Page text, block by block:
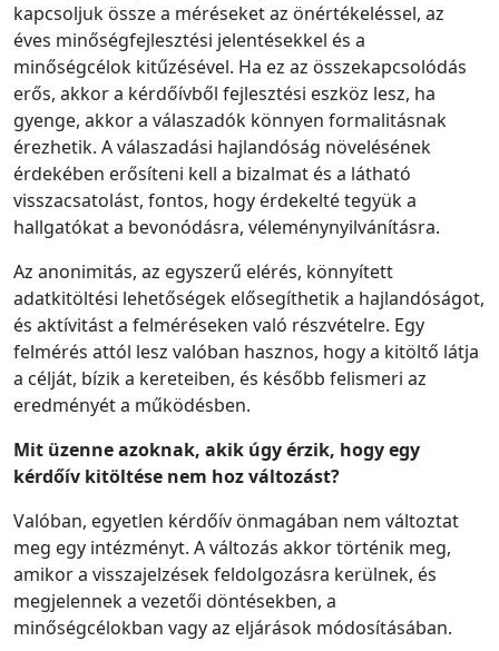
kapcsoljuk össze a méréseket az önértékeléssel, az
éves minőségfejlesztési jelentésekkel és a
minőségcélok kitűzésével. Ha ez az összekapcsolódás
erős, akkor a kérdőívből fejlesztési eszköz lesz, ha
gyenge, akkor a válaszadók könnyen formalitásnak
érezhetik. A válaszadási hajlandóság növelésének
érdekében erősíteni kell a bizalmat és a látható
visszacsatolást, fontos, hogy érdekelté tegyük a
hallgatókat a bevonódásra, véleménynyilvánításra.
Az anonimitás, az egyszerű elérés, könnyített
adatkitöltési lehetőségek elősegíthetik a hajlandóságot,
és aktívitást a felméréseken való részvételre. Egy
felmérés attól lesz valóban hasznos, hogy a kitöltő látja
a célját, bízik a kereteiben, és később felismeri az
eredményét a működésben.
Mit üzenne azoknak, akik úgy érzik, hogy egy
kérdőív kitöltése nem hoz változást?
Valóban, egyetlen kérdőív önmagában nem változtat
meg egy intézményt. A változás akkor történik meg,
amikor a visszajelzések feldolgozásra kerülnek, és
megjelennek a vezetői döntésekben, a
minőségcélokban vagy az eljárások módosításában.